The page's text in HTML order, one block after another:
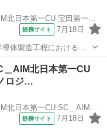
UTエイム株式会社 SC＿AIM北日本第一CU 宝田第一テクノロジーCF《Achc1C》
提携サイト 7月18日
・向上のための開発・テ
＿AIM北日本第一CU
ロジ…
提携サイト 7月18日